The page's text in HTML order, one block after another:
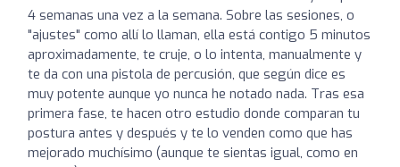
4 semanas una vez a la semana. Sobre las sesiones, o
"ajustes" como allí lo llaman, ella está contigo 5 minutos
aproximadamente, te cruje, o lo intenta, manualmente y
te da con una pistola de percusión, que según dice es
muy potente aunque yo nunca he notado nada. Tras esa
primera fase, te hacen otro estudio donde comparan tu
postura antes y después y te lo venden como que has
mejorado muchísimo (aunque te sientas igual, como en